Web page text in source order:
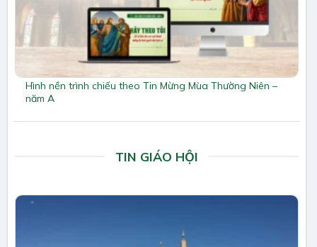
Hình nền trình chiếu theo Tin Mừng Mùa Thường Niên –
năm A
TIN GIÁO HỘI